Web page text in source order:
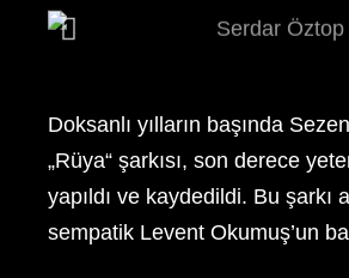
Doksanlı yılların başında
„Rüya“ şarkısı, son derece
yapıldı ve kaydedildi. Bu şarkı
sempatik Levent Okumuş’un